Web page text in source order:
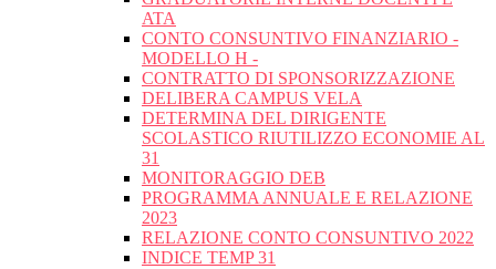
ATA
CONTO CONSUNTIVO FINANZIARIO -
MODELLO H -
CONTRATTO DI SPONSORIZZAZIONE
DELIBERA CAMPUS VELA
DETERMINA DEL DIRIGENTE
SCOLASTICO RIUTILIZZO ECONOMIE AL
31
MONITORAGGIO DEB
PROGRAMMA ANNUALE E RELAZIONE
2023
RELAZIONE CONTO CONSUNTIVO 2022
INDICE TEMP 31